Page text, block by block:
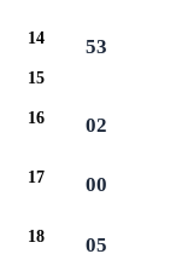
14 53
15
16 02
17 00
18 05